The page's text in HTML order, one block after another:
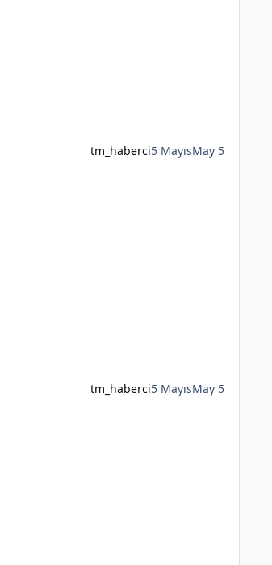
tm_haberci5 MayısMay 5
tm_haberci5 MayısMay 5